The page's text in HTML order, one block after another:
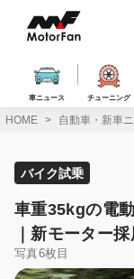
ス
車ニュース チューニング
HOME 自動車・新車
バイク試乗
車重35kgの電
｜新モーター
写真6枚目